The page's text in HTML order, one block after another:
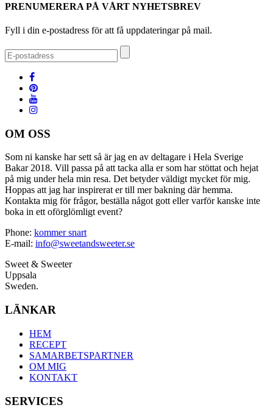
PRENUMERERA PÅ VÅRT NYHETSBREV
Fyll i din e-postadress för att få uppdateringar på mail.
OM OSS
Som ni kanske har sett så är jag en av deltagare i Hela Sverige
Bakar 2018. Vill passa på att tacka alla er som har stöttat och hejat
på mig under hela min resa. Det betyder väldigt mycket för mig.
Hoppas att jag har inspirerat er till mer bakning där hemma.
Kontakta mig för frågor, beställa något gott eller varför kanske inte
boka in ett oförglömligt event?
Phone: kommer snart
E-mail: info@sweetandsweeter.se
Sweet & Sweeter
Uppsala
Sweden.
LÄNKAR
HEM
RECEPT
SAMARBETSPARTNER
OM MIG
KONTAKT
SERVICES